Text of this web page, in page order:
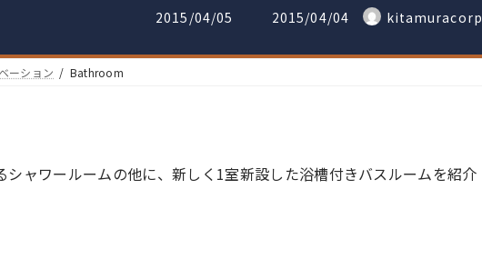
2015/04/05 最
終
日
2015/04/04 kitamuracorp
ーション Bathroom
シャワールームの他に、新しく1室新設した浴槽付きバスルームを紹介